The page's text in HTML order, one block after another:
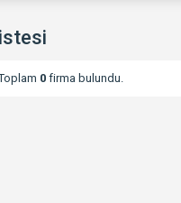
0 firma bulundu.